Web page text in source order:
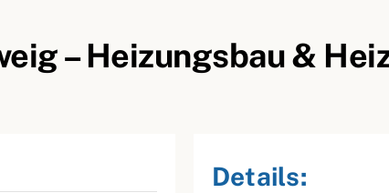
– Heizungsbau &
Details: